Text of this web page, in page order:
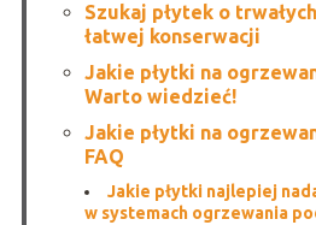
Szukaj płytek o
łatwej konserwacji
Jakie płytki na
Warto wiedzieć!
Jakie płytki na
FAQ
Jakie płytki najlepiej
w systemach ogrzewania